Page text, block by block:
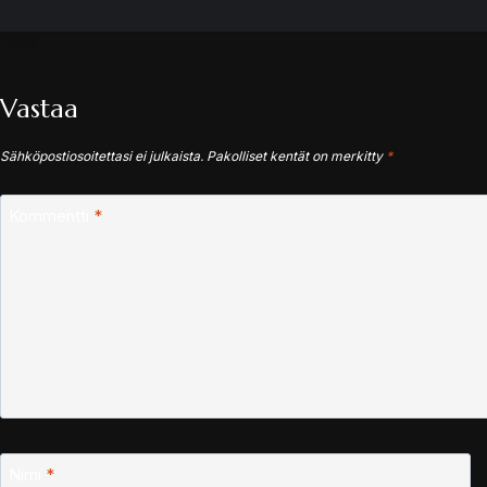
Vastaa
Sähköpostiosoitettasi ei julkaista. Pakolliset kentät on merkitty *
*
*